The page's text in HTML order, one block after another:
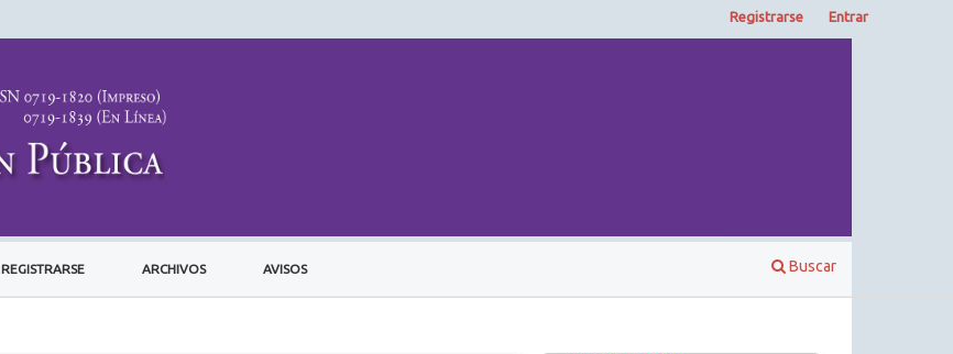
REGISTRARSE ARCHIVOS AVISOS Buscar
Registrarse Entrar